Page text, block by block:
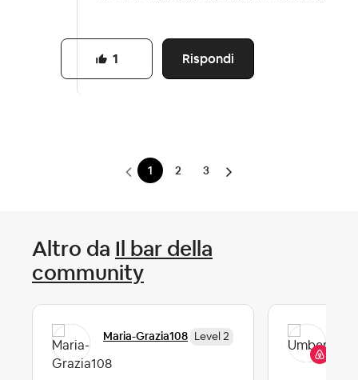
Rispondi
1
1 2 3
Altro da Il bar della
community
Maria-Grazia108 Level 2